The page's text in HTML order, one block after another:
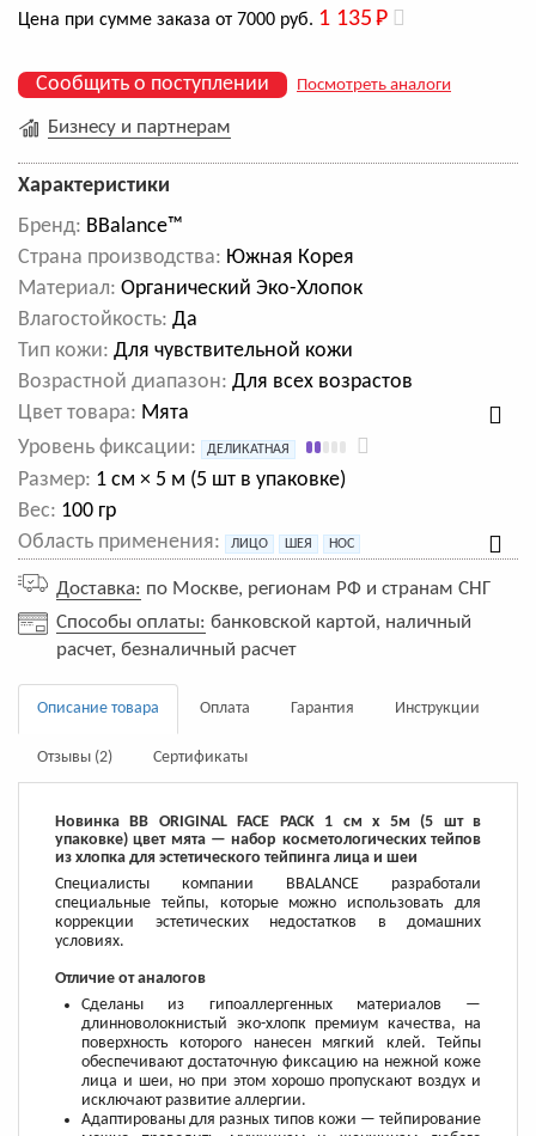
Цена при сумме заказа от 7000 руб. 1 135 Р
Сообщить о поступлении Посмотреть аналоги
Бизнесу и партнерам
Характеристики
Бренд: BBalance™
Cтрана производства: Южная Корея
Материал: Органический Эко-Хлопок
Влагостойкость: Да
Тип кожи: Для чувствительной кожи
Возрастной диапазон: Для всех возрастов
Цвет товара: Мята
Уровень фиксации:
ДЕЛИКАТНАЯ
Размер: 1 см × 5 м (5 шт в упаковке)
Вес: 100 гр
Область применения:
ЛИЦО ШЕЯ НОС
Доставка: по Москве, регионам РФ и странам СНГ
Способы оплаты: банковской картой, наличный
расчет, безналичный расчет
Описание товара Оплата Гарантия Инструкции
Отзывы (2) Сертификаты
Новинка BB ORIGINAL FACE PACK 1 см х 5м (5 шт в
упаковке) цвет мята — набор косметологических тейпов
из хлопка для эстетического тейпинга лица и шеи
Специалисты компании BBALANCE разработали
специальные тейпы, которые можно использовать для
коррекции эстетических недостатков в домашних
условиях.
Отличие от аналогов
Сделаны из гипоаллергенных материалов —
длинноволокнистый эко-хлопк премиум качества, на
поверхность которого нанесен мягкий клей. Тейпы
обеспечивают достаточную фиксацию на нежной коже
лица и шеи, но при этом хорошо пропускают воздух и
исключают развитие аллергии.
Адаптированы для разных типов кожи — тейпирование